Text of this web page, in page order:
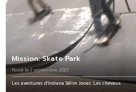
Mission: Skate Park
Posté le 1 septembre 2007
Les aventures d'Indiana Sélim Jones: Les chevaux